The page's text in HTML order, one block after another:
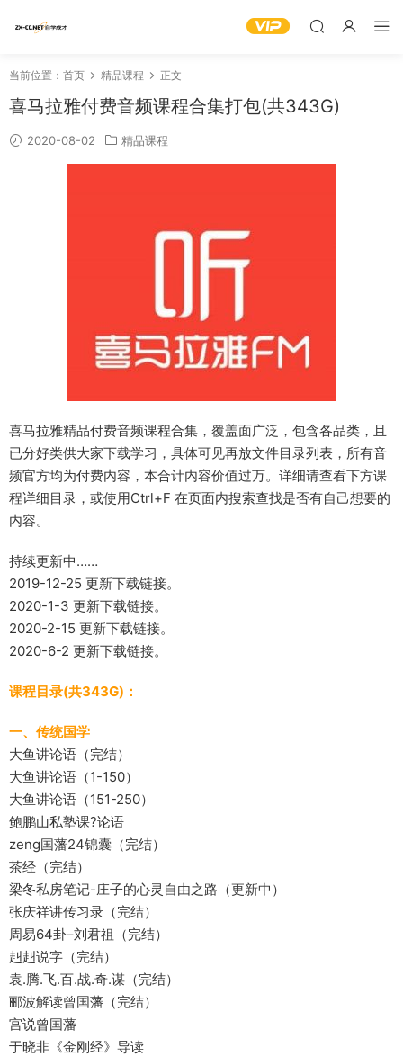
当前位置： 首页 精品课程 正文
喜马拉雅付费音频课程合集打包(共343G)
2020-08-02 精品课程
喜马拉雅精品付费音频课程合集，覆盖面广泛，包含各品类，且
已分好类供大家下载学习，具体可见再放文件目录列表，所有音
频官方均为付费内容，本合计内容价值过万。详细请查看下方课
程详细目录，或使用Ctrl+F 在页面内搜索查找是否有自己想要的
内容。
持续更新中……
2019-12-25 更新下载链接。
2020-1-3 更新下载链接。
2020-2-15 更新下载链接。
2020-6-2 更新下载链接。
课程目录(共343G)：
一、传统国学
大鱼讲论语（完结）
大鱼讲论语（1-150）
大鱼讲论语（151-250）
鲍鹏山私塾课?论语
zeng国藩24锦囊（完结）
茶经（完结）
梁冬私房笔记-庄子的心灵自由之路（更新中）
张庆祥讲传习录（完结）
周易64卦–刘君祖（完结）
赳赳说字（完结）
袁.腾.飞.百.战.奇.谋（完结）
郦波解读曾国藩（完结）
宫说曾国藩
于晓非《金刚经》导读